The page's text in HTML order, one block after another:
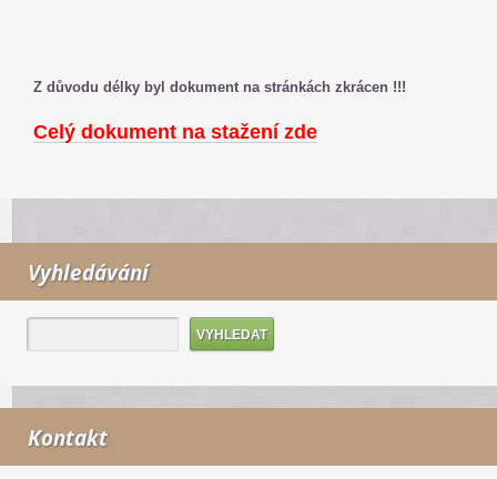
Z důvodu délky byl dokument na stránkách zkrácen !!!
Celý dokument na stažení zde
Vyhledávání
Kontakt